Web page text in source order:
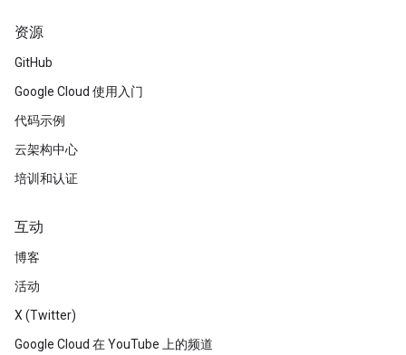
资源
GitHub
Google Cloud 使用入门
代码示例
云架构中心
培训和认证
互动
博客
活动
X (Twitter)
Google Cloud 在 YouTube 上的频道